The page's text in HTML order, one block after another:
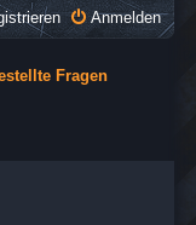
Anmelden
Fragen